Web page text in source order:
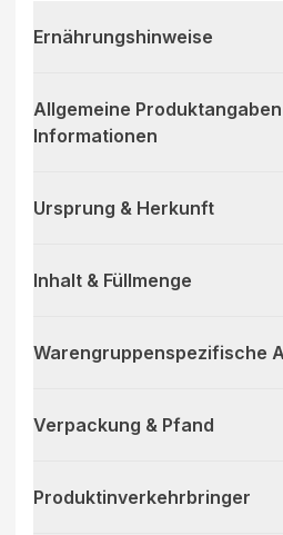
Ernährungshinweise
Allgemeine
Informationen
Ursprung & Herkunft
Inhalt & Füllmenge
Warengruppenspezifische
Verpackung & Pfand
Produktinverkehrbringer